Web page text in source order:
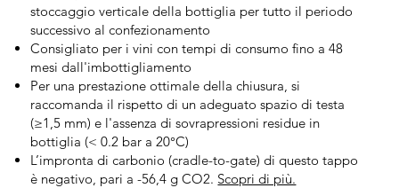
stoccaggio verticale della bottiglia per tutto il periodo
successivo al confezionamento
Consigliato per i vini con tempi di consumo fino a 48
mesi dall'imbottigliamento
Per una prestazione ottimale della chiusura, si
raccomanda il rispetto di un adeguato spazio di testa
(≥1,5 mm) e l'assenza di sovrapressioni residue in
bottiglia (< 0.2 bar a 20°C)
L’impronta di carbonio (cradle-to-gate) di questo tappo
è negativo, pari a -56,4 g CO2. Scopri di più.